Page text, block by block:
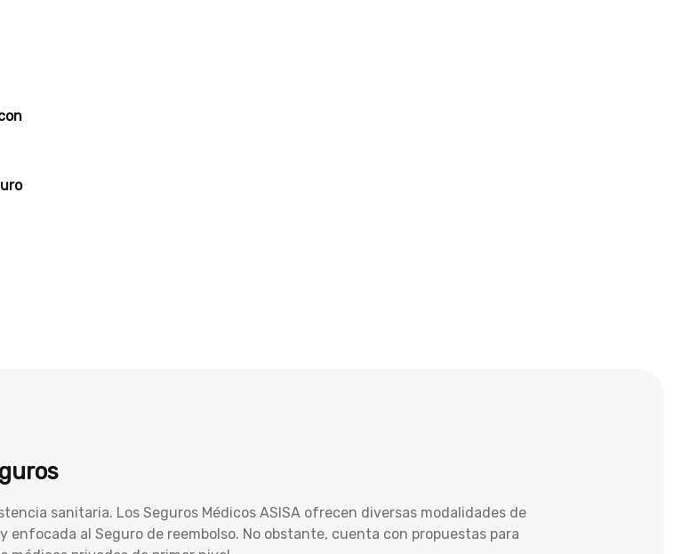
sanitaria. Los Seguros Médicos ASISA ofrecen diversas modalidades de
al Seguro de reembolso. No obstante, cuenta con propuestas para